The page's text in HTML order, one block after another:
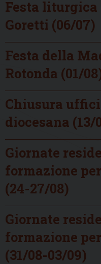
Festa
Goretti (06/07)
Festa della
Rotonda (01/
Chiusura
diocesana (13/
Giornate
formazione
(24-27/08)
Giornate
formazione
(31/08-03/09)